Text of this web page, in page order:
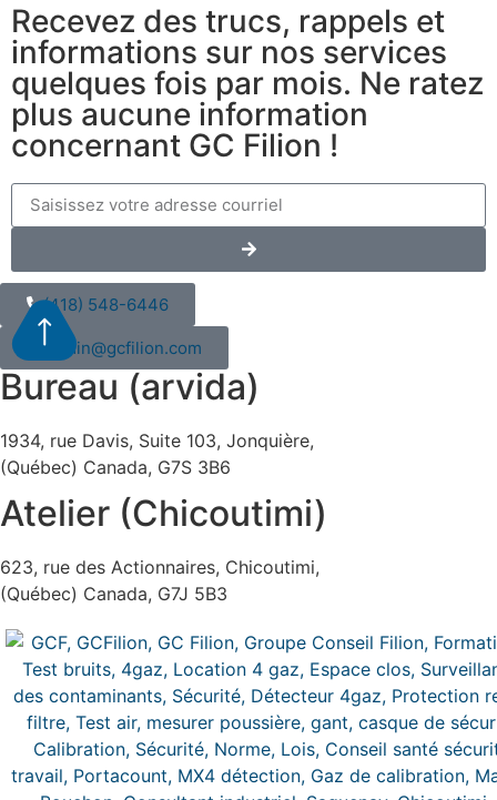
Recevez des trucs, rappels et
informations sur nos services
quelques fois par mois. Ne ratez
plus aucune information
concernant GC Filion !
(418) 548-6446
admin@gcfilion.com
Bureau (arvida)
1934, rue Davis, Suite 103, Jonquière,
(Québec) Canada, G7S 3B6
Atelier (Chicoutimi)
623, rue des Actionnaires, Chicoutimi,
(Québec) Canada, G7J 5B3